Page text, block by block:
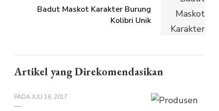
Badut Maskot Karakter Burung
Kolibri Unik
Artikel yang Direkomendasikan
PADAJULI 18, 2017